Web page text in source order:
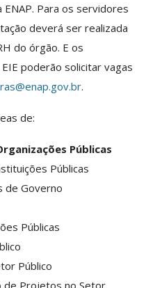
Para os servidores
deverá ser realizada
do órgão. E os
poderão solicitar vagas
.
de:
Públicas
Públicas
de Governo
Públicas
Público
de Projetos no Setor